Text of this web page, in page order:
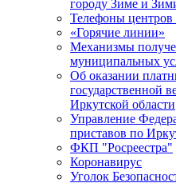
городу Зиме и
Телефоны
«Горячие линии»
Механизмы
муниципальных
Об оказании
государственной
Иркутской области
Управление
приставов по
ФКП "Росреестра"
Коронавирус
Уголок